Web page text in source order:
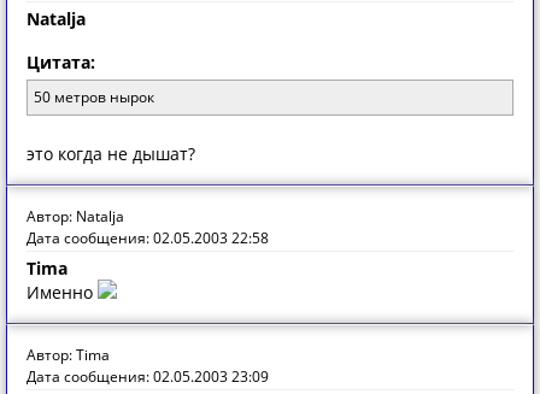
Natalja
Цитата:
50 метров нырок
это когда не дышат?
Автор: Natalja
Дата сообщения: 02.05.2003 22:58
Tima
Именно
Автор: Tima
Дата сообщения: 02.05.2003 23:09